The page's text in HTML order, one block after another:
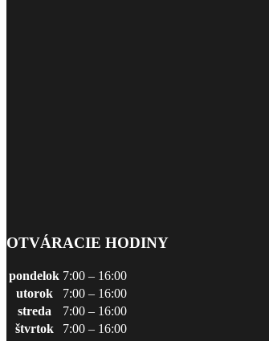
OTVÁRACIE HODINY
pondelok 7:00 – 16:00
utorok
7:00 – 16:00
streda
7:00 – 16:00
štvrtok
7:00 – 16:00